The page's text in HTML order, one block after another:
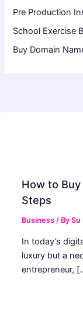
Pre Production
School Exercise
Buy Domain
How to
Steps
Business / BySu
In today’s
luxury but a
entrepreneur,